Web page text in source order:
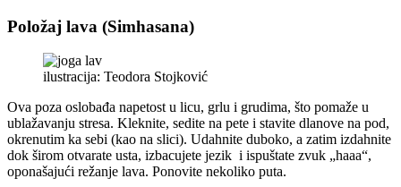
Položaj lava (Simhasana)
ilustracija: Teodora Stojković
Ova poza oslobađa napetost u licu, grlu i grudima, što pomaže u
ublažavanju stresa. Kleknite, sedite na pete i stavite dlanove na pod,
okrenutim ka sebi (kao na slici). Udahnite duboko, a zatim izdahnite
dok širom otvarate usta, izbacujete jezik i ispuštate zvuk „haaa“,
oponašajući režanje lava. Ponovite nekoliko puta.